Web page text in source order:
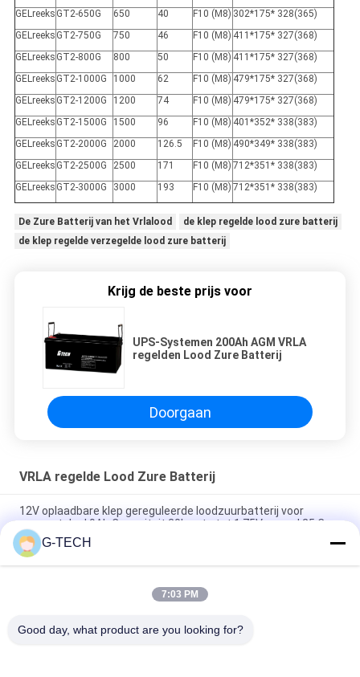
GELreeks GT2-650G 650 40 F10 (M8) 302*175* 328(365)
GELreeks GT2-750G 750 46 F10 (M8) 411*175* 327(368)
GELreeks GT2-800G 800 50 F10 (M8) 411*175* 327(368)
GELreeks GT2-1000G 1000 62 F10 (M8) 479*175* 327(368)
GELreeks GT2-1200G 1200 74 F10 (M8) 479*175* 327(368)
GELreeks GT2-1500G 1500 96 F10 (M8) 401*352* 338(383)
GELreeks GT2-2000G 2000 126.5 F10 (M8) 490*349* 338(383)
GELreeks GT2-2500G 2500 171 F10 (M8) 712*351* 338(383)
GELreeks GT2-3000G 3000 193 F10 (M8) 712*351* 338(383)
De Zure Batterij van het Vrlalood
de klep regelde lood zure batterij
de klep regelde verzegelde lood zure batterij
Krijg de beste prijs voor
UPS-Systemen 200Ah AGM VRLA
regelden Lood Zure Batterij
Doorgaan
VRLA regelde Lood Zure Batterij
12V oplaadbare klep gereguleerde loodzuurbatterij voor
zonnestelsel 9Ah Capaciteit 20h-rate tot 1,75V per cel 25 C
2.55 Kg 12V 9Ah VRLA type lead acid battery for
UPS,Telecom,solar system,alarm system
2.05kg weight 12v sealed valve regulated rechargeable
G-TECH
7:03 PM
Good day, what product are you looking for?